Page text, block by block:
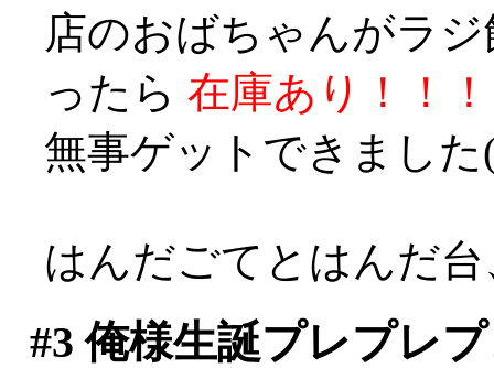
店のおばちゃんがラ
ったら 在庫あり！！！
無事ゲットできました
はんだごてとはんだ
#3 俺様生誕プレプレ